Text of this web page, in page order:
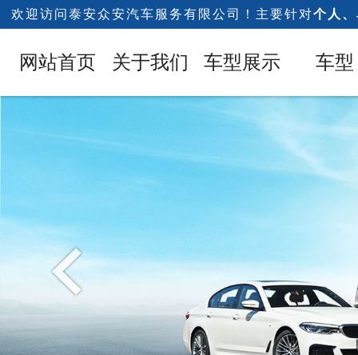
欢迎访问泰安众安汽车服务有限公司！主要针对个人
网站首页 关于我们 车型展示 车型